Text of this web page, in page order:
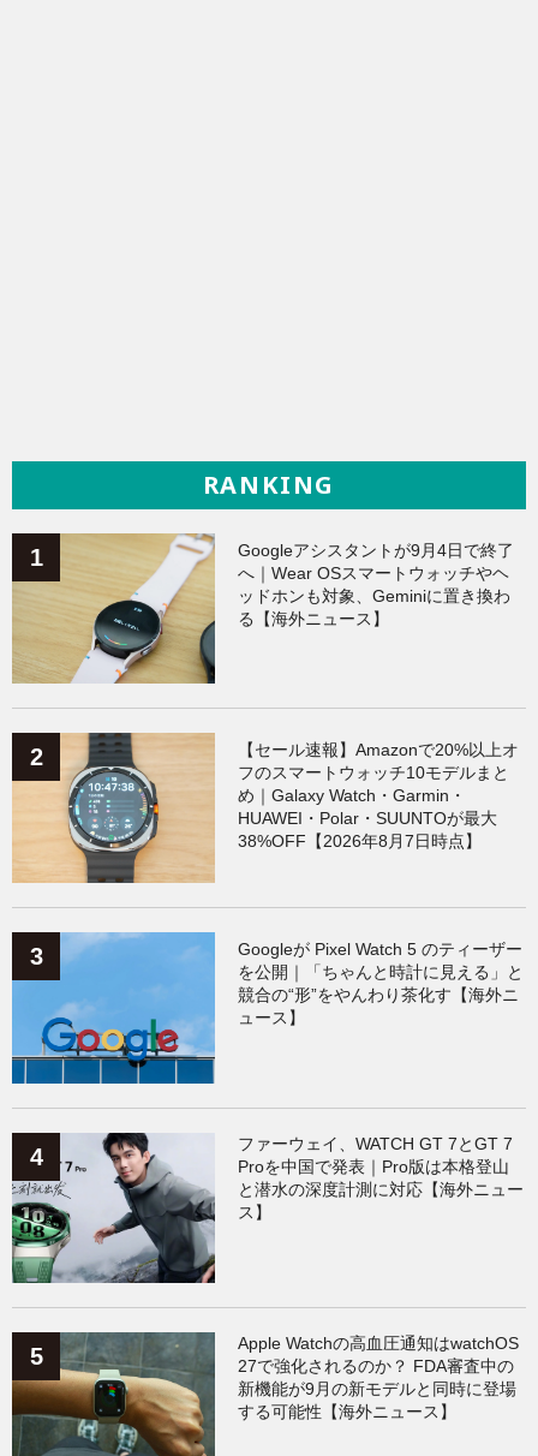
RANKING
Googleアシスタントが9月4日で終了
へ｜Wear OSスマートウォッチやヘ
ッドホンも対象、Geminiに置き換わ
る【海外ニュース】
【セール速報】Amazonで20%以上オ
フのスマートウォッチ10モデルまと
め｜Galaxy Watch・Garmin・
HUAWEI・Polar・SUUNTOが最大
38%OFF【2026年8月7日時点】
Googleが Pixel Watch 5 のティーザー
を公開｜「ちゃんと時計に見える」と
競合の“形”をやんわり茶化す【海外ニ
ュース】
ファーウェイ、WATCH GT 7とGT 7
Proを中国で発表｜Pro版は本格登山
と潜水の深度計測に対応【海外ニュー
ス】
Apple Watchの高血圧通知はwatchOS
27で強化されるのか？ FDA審査中の
新機能が9月の新モデルと同時に登場
する可能性【海外ニュース】